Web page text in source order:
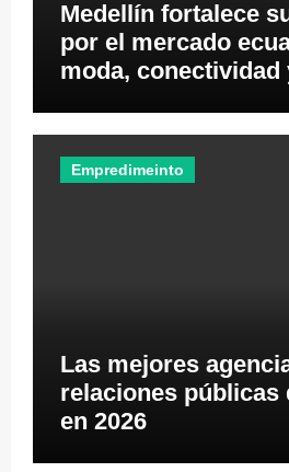
Medellín fortalece
por el mercado
moda, conectividad
Empredimeinto
Las mejores
relaciones públicas
en 2026